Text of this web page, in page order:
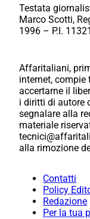
Testata
Marco Scotti,
1996 – P.I.
Affaritaliani,
internet, compie
accertarne il
i diritti di autore
segnalare alla
materiale
alla rimozione
Contatti
Policy
Redazione
Per la tua